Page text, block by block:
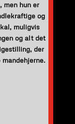
men hun er
og
muligvis
og alt det
der